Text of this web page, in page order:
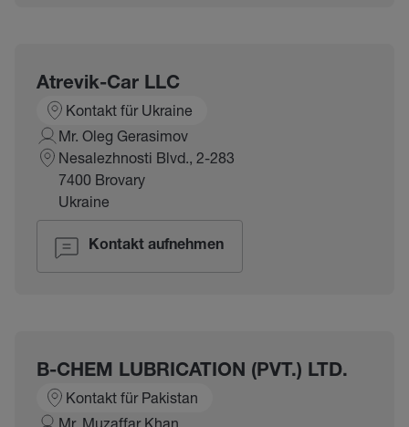
Atrevik-Car LLC
Kontakt für Ukraine
Mr. Oleg Gerasimov
Nesalezhnosti Blvd., 2-283
7400 Brovary
Ukraine
Kontakt aufnehmen
B-CHEM LUBRICATION (PVT.) LTD.
Kontakt für Pakistan
Mr. Muzaffar Khan